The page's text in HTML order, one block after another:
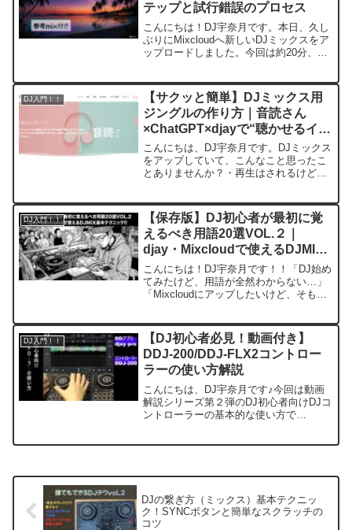
テップと試行錯誤のプロセス
こんにちは！DJ宇奈月です。本日、久し
ぶりにMixcloudへ新しいDJミックスをア
ップロードしました。今回は約20分、全
ップへと繋いでいくメロウな流れを作っ
てみま...
DJ入門！！
【サクッと簡単】DJミックス用
ジングルの作り方｜音読さん
×ChatGPT×djayで“聴かせるイン
トロ”を作る方法
こんにちは、DJ宇奈月です。DJミックス
をアップしていて、こんなこと思ったこ
とありませんか？・再生はされるけど最
るー！オリジナリティーを出して最後ま
で聴いてほしい、こ...
DJ入門！！
【保存版】DJ初心者が最初に覚
えるべき用語20選VOL.２｜
djay・Mixcloudで使えるDJMIX
基本テクニック
こんにちは！DJ宇奈月です！！「DJ始め
てみたけど、用語が全然わからない…」
「Mixcloudにアップしたいけど、そもそ
katakana,katakana,,,,,もう...
DJ入門！！
【DJ初心者必見！動画付き】
DDJ-200/DDJ-FLX2コントロー
ラーの使い方解説
こんにちは、DJ宇奈月です♪今回は動画
解説シリーズ第２弾のDJ初心者向けDJコ
ントローラーの基本的な使い方で
DJの繋ぎ方（ミックス）基本テクニッ
ク！SYNCボタンと簡単なスクラッチの
コツ